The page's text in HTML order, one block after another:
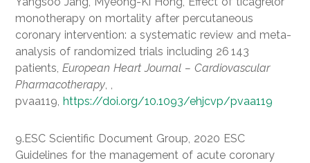
monotherapy on mortality after percutaneous
coronary intervention: a systematic review and meta-
analysis of randomized trials including 26 143
patients, European Heart Journal – Cardiovascular
Pharmacotherapy, ,
pvaa119, https://doi.org/10.1093/ehjcvp/pvaa119
9.ESC Scientific Document Group, 2020 ESC
Guidelines for the management of acute coronary